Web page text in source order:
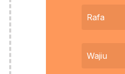
Rafa
Wajiu